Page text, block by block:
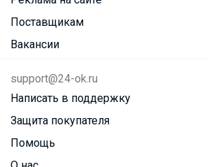
Поставщикам
Вакансии
support@24-ok.ru
Написать в поддержку
Защита покупателя
Помощь